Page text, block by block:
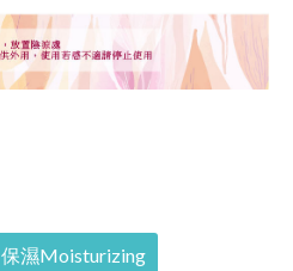
保濕Moisturizing